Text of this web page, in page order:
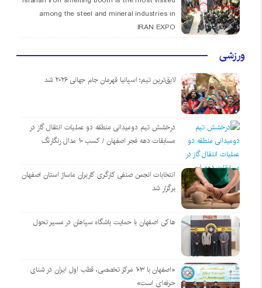
among the steel and mineral industries in
IRAN EXPO
ورزشی
لایق‌ترین تیم؛ اسپانیا قهرمان جام جهانی ۲۰۲۶ شد
درخشش تیم دومیدانی منطقه دو عملیات انتقال گاز در
مسابقات دهه فجر اصفهان / کسب ۱۰ مدال رنگارنگ
انتخابات انجمن صنفی کارگری کاربران ماساژ استان اصفهان
برگزار شد
هاکی اصفهان با حمایت باشگاه سپاهان در مسیر تحول
«اصفهان با ۱۰۳ مرکز تخصصی، قطب اول ایران در شنای
حرفه‌ای است»